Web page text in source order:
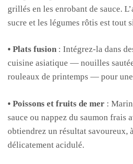
grillés en les enrobant de sauce.
sucre et les légumes rôtis est tout
• Plats fusion : Intégrez-la dans
cuisine asiatique — nouilles
rouleaux de printemps — pour
• Poissons et fruits de mer :
sauce ou nappez du saumon frais
obtiendrez un résultat savoureux,
délicatement acidulé.